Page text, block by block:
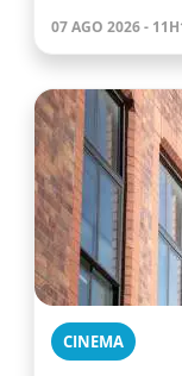
07 AGO 2026 -
CINEMA